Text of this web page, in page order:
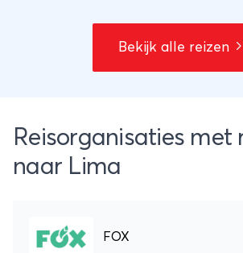
Bekijk alle reizen
Reisorganisaties met
naar Lima
FOX